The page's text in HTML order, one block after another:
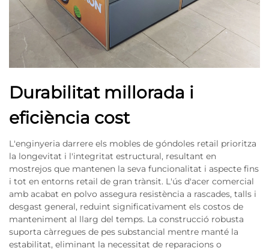
Durabilitat millorada i
eficiència cost
L'enginyeria darrere els mobles de góndoles retail prioritza
la longevitat i l'integritat estructural, resultant en
mostrejos que mantenen la seva funcionalitat i aspecte fins
i tot en entorns retail de gran trànsit. L'ús d'acer comercial
amb acabat en polvo assegura resistència a rascades, talls i
desgast general, reduint significativament els costos de
manteniment al llarg del temps. La construcció robusta
suporta càrregues de pes substancial mentre manté la
estabilitat, eliminant la necessitat de reparacions o